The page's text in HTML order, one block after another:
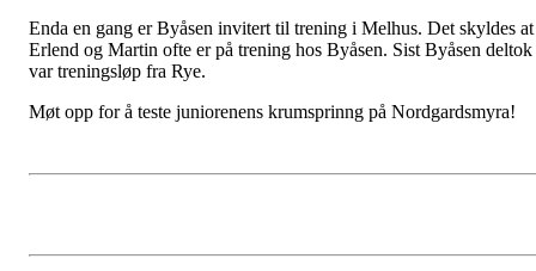
Enda en gang er Byåsen invitert til trening i Melhus. Det skyldes at
Erlend og Martin ofte er på trening hos Byåsen. Sist Byåsen deltok
var treningsløp fra Rye.
Møt opp for å teste juniorenens krumsprinng på Nordgardsmyra!